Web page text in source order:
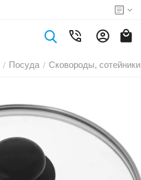
/ Посуда / Сковороды,